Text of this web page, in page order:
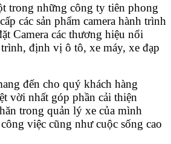
trong những công ty tiên phong
các sản phẩm camera hành trình
Camera các thương hiệu nổi
định vị ô tô, xe máy, xe đạp
đến cho quý khách hàng
vời nhất góp phần cải thiện
trong quản lý xe của mình
việc cũng như cuộc sống cao